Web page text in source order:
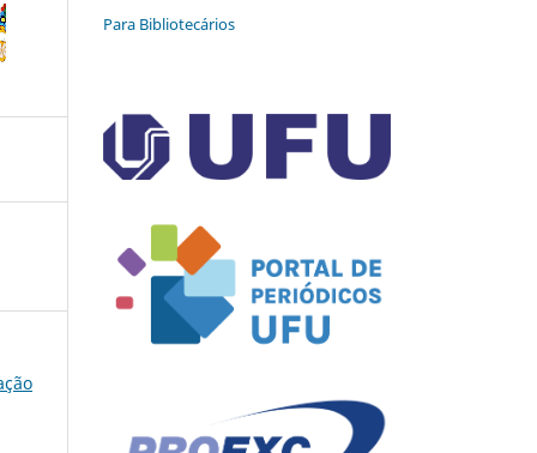
Para Bibliotecários